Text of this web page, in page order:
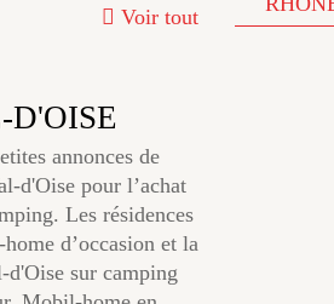
Voir tout
D'OISE
annonces de
d'Oise pour l’achat
Les résidences
d’occasion et la
d'Oise sur camping